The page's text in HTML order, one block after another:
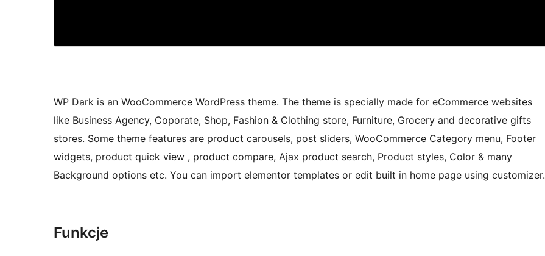
WP Dark is an WooCommerce WordPress theme. The theme is specially made for eCommerce websites
like Business Agency, Coporate, Shop, Fashion & Clothing store, Furniture, Grocery and decorative gifts
stores. Some theme features are product carousels, post sliders, WooCommerce Category menu, Footer
widgets, product quick view , product compare, Ajax product search, Product styles, Color & many
Background options etc. You can import elementor templates or edit built in home page using customizer.
Funkcje